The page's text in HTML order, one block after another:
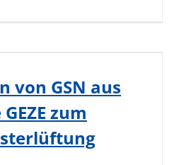
von GSN aus
zum